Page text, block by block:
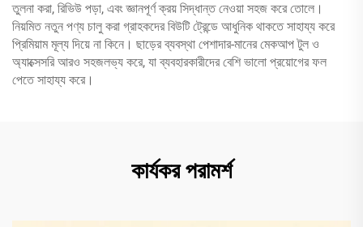
তুলনা করা, রিভিউ পড়া, এবং জ্ঞানপূর্ণ ক্রয় সিদ্ধান্ত নেওয়া সহজ করে তোলে।
নিয়মিত নতুন পণ্য চালু করা গ্রাহকদের বিউটি ট্রেন্ডে আধুনিক থাকতে সাহায্য করে
প্রিমিয়াম মূল্য দিয়ে না কিনে। ছাড়ের ব্যবস্থা পেশাদার-মানের মেকআপ টুল ও
অ্যাক্সেসরি আরও সহজলভ্য করে, যা ব্যবহারকারীদের বেশি ভালো প্রয়োগের ফল
পেতে সাহায্য করে।
কার্যকর পরামর্শ